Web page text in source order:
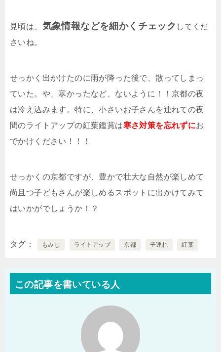
見頃は、 気象情報などを細かくチェック してくだ
さいね。
せっかく出かけたのに雨が降った後で、散ってしまっ
ていた。や、寒かったなど、ないように！！京都の夜
は冷え込みます。特に、小さいお子さんを連れての夜
間のライトアップの紅葉鑑賞は寒さ対策を忘れずにお
でかけください！！！
せっかくの京都ですが、豊かで壮大な自然が楽しめて
尚且つ子どもさんが楽しめるスポットに出かけてみて
はいかがでしょうか！？
タグ もみじ ライトアップ 京都 子連れ 紅葉
この記事を書いている人